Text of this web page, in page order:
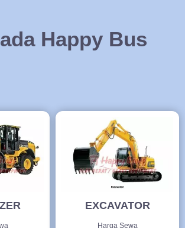
Happy Bus
EXCAVATOR
Harga Sewa